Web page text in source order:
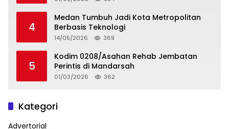
4
Medan Tumbuh Jadi Kota Metropolitan
Berbasis Teknologi
14/05/2026 369
5
Kodim 0208/Asahan Rehab Jembatan
Perintis di Mandarsah
01/03/2026 362
Kategori
Advertorial